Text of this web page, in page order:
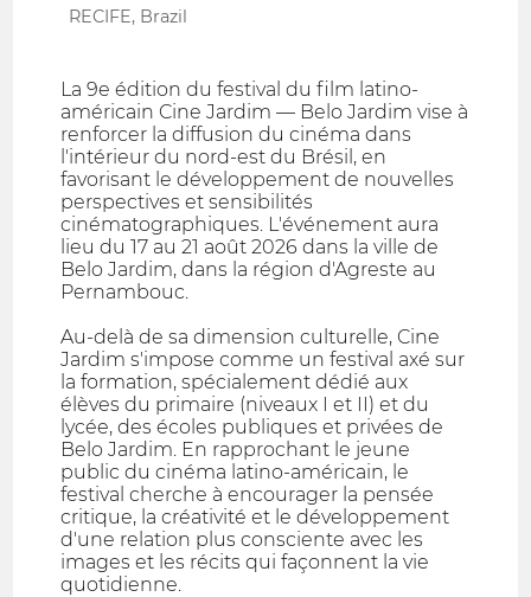
RECIFE, Brazil
La 9e édition du festival du film latino-
américain Cine Jardim — Belo Jardim vise à
renforcer la diffusion du cinéma dans
l'intérieur du nord-est du Brésil, en
favorisant le développement de nouvelles
perspectives et sensibilités
cinématographiques. L'événement aura
lieu du 17 au 21 août 2026 dans la ville de
Belo Jardim, dans la région d'Agreste au
Pernambouc.
Au-delà de sa dimension culturelle, Cine
Jardim s'impose comme un festival axé sur
la formation, spécialement dédié aux
élèves du primaire (niveaux I et II) et du
lycée, des écoles publiques et privées de
Belo Jardim. En rapprochant le jeune
public du cinéma latino-américain, le
festival cherche à encourager la pensée
critique, la créativité et le développement
d'une relation plus consciente avec les
images et les récits qui façonnent la vie
quotidienne.